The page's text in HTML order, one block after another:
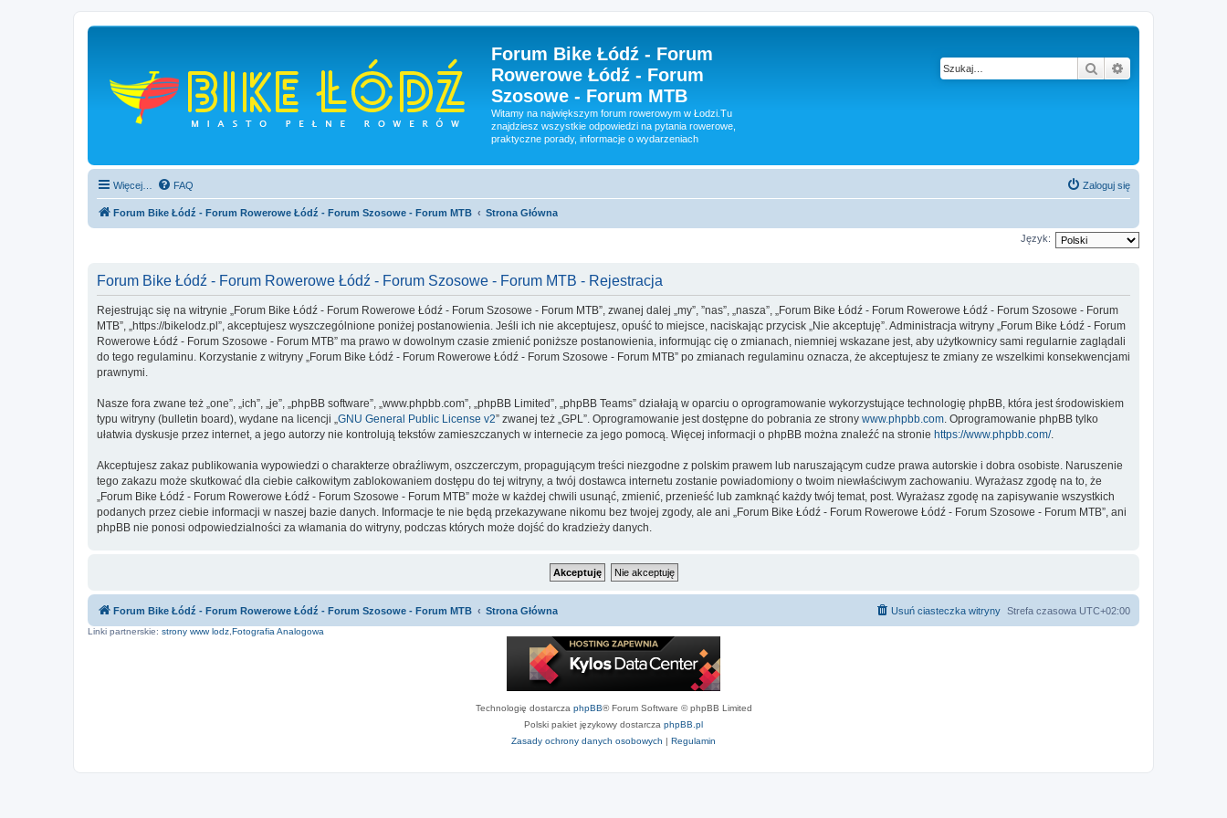
Forum Bike Łódź - Forum
Rowerowe Łódź - Forum
Szosowe - Forum MTB
Witamy na największym forum rowerowym w Łodzi.Tu
znajdziesz wszystkie odpowiedzi na pytania rowerowe,
praktyczne porady, informacje o wydarzeniach
Szukaj
Więcej… FAQ Zaloguj się
Forum Bike Łódź - Forum Rowerowe Łódź - Forum Szosowe - Forum MTB Strona Główna
Język:
Forum Bike Łódź - Forum Rowerowe Łódź - Forum Szosowe - Forum MTB - Rejestracja
Rejestrując się na witrynie „Forum Bike Łódź - Forum Rowerowe Łódź - Forum Szosowe - Forum MTB”, zwanej dalej „my”, ”nas”, „nasza”, „Forum Bike Łódź - Forum Rowerowe Łódź - Forum Szosowe - Forum
MTB”, „https://bikelodz.pl”, akceptujesz wyszczególnione poniżej postanowienia. Jeśli ich nie akceptujesz, opuść to miejsce, naciskając przycisk „Nie akceptuję”. Administracja witryny „Forum Bike Łódź - Forum
Rowerowe Łódź - Forum Szosowe - Forum MTB” ma prawo w dowolnym czasie zmienić poniższe postanowienia, informując cię o zmianach, niemniej wskazane jest, aby użytkownicy sami regularnie zaglądali
do tego regulaminu. Korzystanie z witryny „Forum Bike Łódź - Forum Rowerowe Łódź - Forum Szosowe - Forum MTB” po zmianach regulaminu oznacza, że akceptujesz te zmiany ze wszelkimi konsekwencjami
prawnymi.
Nasze fora zwane też „one”, „ich”, „je”, „phpBB software”, „www.phpbb.com”, „phpBB Limited”, „phpBB Teams” działają w oparciu o oprogramowanie wykorzystujące technologię phpBB, która jest środowiskiem
typu witryny (bulletin board), wydane na licencji „GNU General Public License v2” zwanej też „GPL”. Oprogramowanie jest dostępne do pobrania ze strony www.phpbb.com. Oprogramowanie phpBB tylko
ułatwia dyskusje przez internet, a jego autorzy nie kontrolują tekstów zamieszczanych w internecie za jego pomocą. Więcej informacji o phpBB można znaleźć na stronie https://www.phpbb.com/.
Akceptujesz zakaz publikowania wypowiedzi o charakterze obraźliwym, oszczerczym, propagującym treści niezgodne z polskim prawem lub naruszającym cudze prawa autorskie i dobra osobiste. Naruszenie
tego zakazu może skutkować dla ciebie całkowitym zablokowaniem dostępu do tej witryny, a twój dostawca internetu zostanie powiadomiony o twoim niewłaściwym zachowaniu. Wyrażasz zgodę na to, że
„Forum Bike Łódź - Forum Rowerowe Łódź - Forum Szosowe - Forum MTB” może w każdej chwili usunąć, zmienić, przenieść lub zamknąć każdy twój temat, post. Wyrażasz zgodę na zapisywanie wszystkich
podanych przez ciebie informacji w naszej bazie danych. Informacje te nie będą przekazywane nikomu bez twojej zgody, ale ani „Forum Bike Łódź - Forum Rowerowe Łódź - Forum Szosowe - Forum MTB”, ani
phpBB nie ponosi odpowiedzialności za włamania do witryny, podczas których może dojść do kradzieży danych.
Forum Bike Łódź - Forum Rowerowe Łódź - Forum Szosowe - Forum MTB Strona Główna Strefa czasowa UTC+02:00
Usuń ciasteczka witryny
Linki partnerskie: strony www lodz Fotografia Analogowa
Technologię dostarcza phpBB® Forum Software © phpBB Limited
Polski pakiet językowy dostarcza phpBB.pl
Zasady ochrony danych osobowych | Regulamin